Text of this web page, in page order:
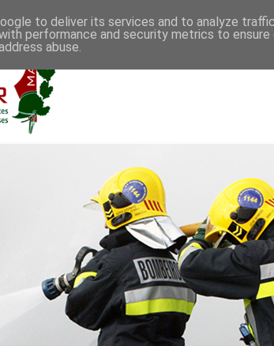
to deliver its services and to analyze
performance and security metrics to
abuse.